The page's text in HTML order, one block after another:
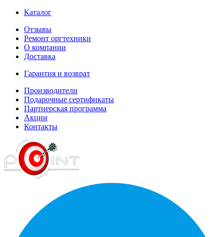
Каталог
Отзывы
Ремонт оргтехники
О компании
Доставка
Гарантия и возврат
Производители
Подарочные сертификаты
Партнерская программа
Акции
Контакты